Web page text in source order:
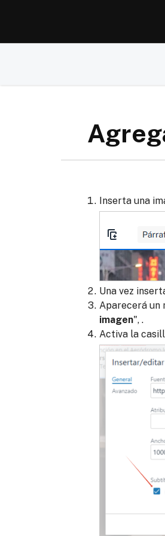
Inserta una
Una vez
Aparecerá un
imagen", .
Activa la